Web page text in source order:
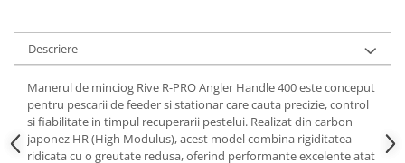
Descriere
Manerul de minciog Rive R-PRO Angler Handle 400 este conceput
pentru pescarii de feeder si stationar care cauta precizie, control
si fiabilitate in timpul recuperarii pestelui. Realizat din carbon
japonez HR (High Modulus), acest model combina rigiditatea
ridicata cu o greutate redusa, oferind performante excelente atat